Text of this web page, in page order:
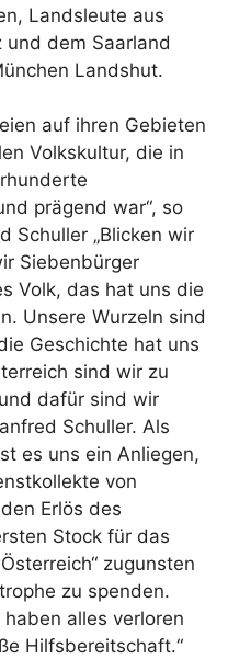
Landsleute aus
dem Saarland
Landshut.
auf ihren Gebieten
Volkskultur, die in
prägend war“, so
Schuller „Blicken wir
Siebenbürger
Volk, das hat uns die
Unsere Wurzeln sind
Geschichte hat uns
sind wir zu
dafür sind wir
Schuller. Als
es uns ein Anliegen,
von
Erlös des
Stock für das
zugunsten
zu spenden.
alles verloren
Hilfsbereitschaft.“